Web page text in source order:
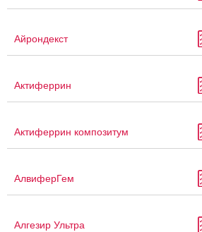
Айрондекст
Актиферрин
Актиферрин композитум
АлвиферГем
Алгезир Ультра